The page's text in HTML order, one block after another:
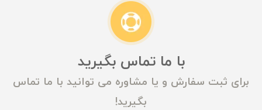
با ما تماس بگیرید
برای ثبت سفارش و یا مشاوره می توانید با ما تماس
بگیرید!